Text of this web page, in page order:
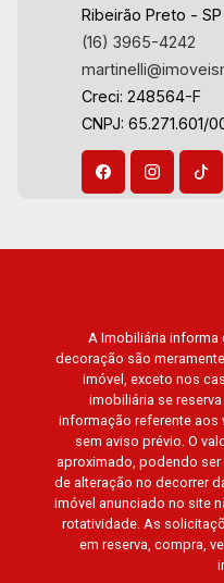
Ribeirão Preto - SP
(16) 3965-4242
Creci: 248564-F
CNPJ: 65.271.601/
A Imobiliária informa
decoração são
imóvel, exceto nos
imobiliária se
informação referente aos
sem aviso prévio. O
aproximado, podendo ser
de alteração no decorrer
imóvel anunciado no site
rotatividade. As
em reserva, compra,